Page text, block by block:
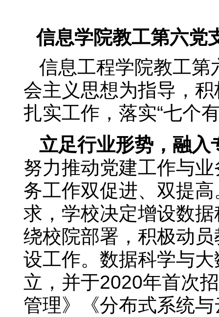
信息学院教工第六党
信息工程学院教工第
会主义思想为指导，
扎实工作，落实“七个
立足行业形势，融入
努力推动党建工作与
务工作双促进、双提
求，学校决定增设数
绕校院部署，积极动
设工作。数据科学与
立，并于2020年首次
管理》《分布式系统